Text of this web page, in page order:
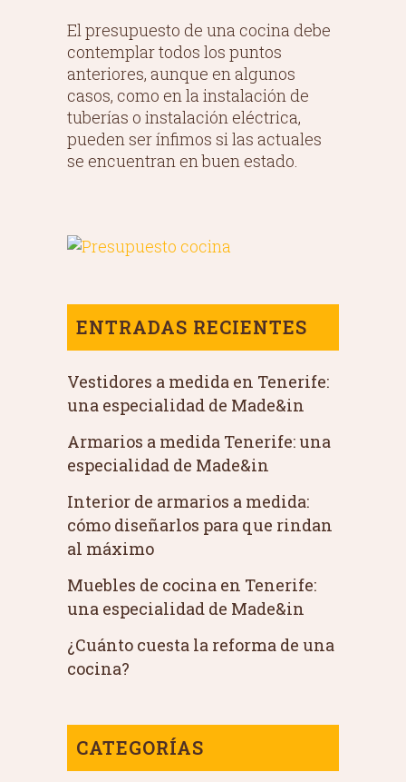
El presupuesto de una cocina debe
contemplar todos los puntos
anteriores, aunque en algunos
casos, como en la instalación de
tuberías o instalación eléctrica,
pueden ser ínfimos si las actuales
se encuentran en buen estado.
ENTRADAS RECIENTES
Vestidores a medida en Tenerife:
una especialidad de Made&in
Armarios a medida Tenerife: una
especialidad de Made&in
Interior de armarios a medida:
cómo diseñarlos para que rindan
al máximo
Muebles de cocina en Tenerife:
una especialidad de Made&in
¿Cuánto cuesta la reforma de una
cocina?
CATEGORÍAS